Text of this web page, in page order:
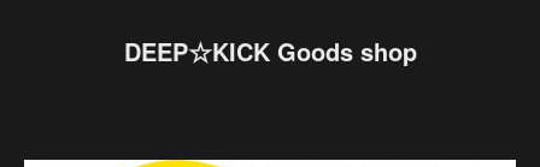
DEEP☆KICK Goods shop